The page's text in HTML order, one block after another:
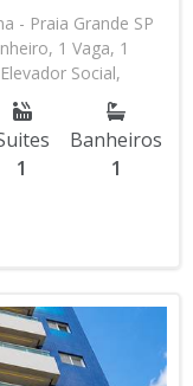
- Praia Grande SP
1 Vaga, 1
Social,
Automático, Água
Salão de Festas,
Churrasqueira,
Lançamento,
sem
com nossa
1
Banheiros
1